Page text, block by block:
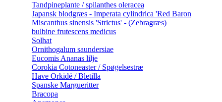
Tandpineplante / spilanthes oleracea
Japansk blodgræs - Imperata cylindrica 'Red Baron
Miscanthus sinensis 'Strictus' - (Zebragræs)
bulbine frutescens medicus
Solhat
Ornithogalum saundersiae
Eucomis Ananas lilje
Corokia Cotoneaster / Spøgelsestræ
Have Orkidé / Bletilla
Spanske Margueritter
Bracopa